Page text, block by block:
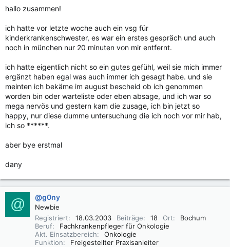
hallo zusammen!
ich hatte vor letzte woche auch ein vsg für
kinderkrankenschwester, es war ein erstes gespräch und auch
noch in münchen nur 20 minuten von mir entfernt.
ich hatte eigentlich nicht so ein gutes gefühl, weil sie mich immer
ergänzt haben egal was auch immer ich gesagt habe. und sie
meinten ich bekäme im august bescheid ob ich genommen
worden bin oder warteliste oder eben absage, und ich war so
mega nervös und gestern kam die zusage, ich bin jetzt so
happy, nur diese dumme untersuchung die ich noch vor mir hab,
ich so ******.
aber bye erstmal
dany
@ @g0ny
Newbie
Registriert
18.03.2003 Beiträge 18 Ort
Bochum
Beruf
Fachkrankenpfleger für Onkologie
Akt. Einsatzbereich
Onkologie
Funktion
Freigestellter Praxisanleiter